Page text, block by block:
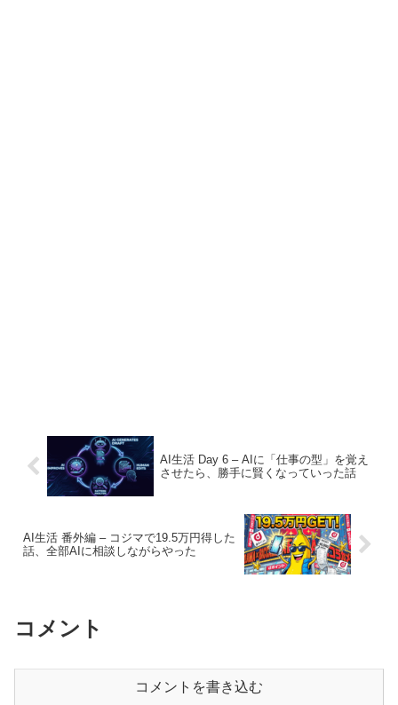
AI生活 Day 6 – AIに「仕事の型」を覚え
させたら、勝手に賢くなっていった話
AI生活 番外編 – コジマで19.5万円得した
話、全部AIに相談しながらやった
コメント
コメントを書き込む